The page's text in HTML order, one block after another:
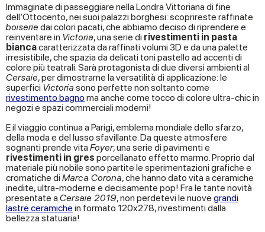
Immaginate di passeggiare nella Londra Vittoriana di fine
dell’Ottocento, nei suoi palazzi borghesi: scoprireste raffinate
boiserie dai colori pacati, che abbiamo deciso di riprendere e
reinventare in Victoria, una serie di rivestimenti in pasta
biancacaratterizzata da raffinati volumi 3D e da una palette
irresistibile, che spazia da delicati toni pastello ad accenti di
colore più teatrali. Sarà protagonista di due diversi ambienti al
Cersaie, per dimostrarne la versatilità di applicazione: le
superfici Victoria sono perfette non soltanto come
rivestimento bagno ma anche come tocco di colore ultra-chic in
negozi e spazi commerciali moderni!
E il viaggio continua a Parigi, emblema mondiale dello sfarzo,
della moda e del lusso sfavillante. Da queste atmosfere
sognanti prende vita Foyer, una serie di pavimenti e
rivestimenti in gres porcellanato effetto marmo. Proprio dal
materiale più nobile sono partite le sperimentazioni grafiche e
cromatiche diMarca Corona, che hanno dato vita a ceramiche
inedite, ultra-moderne e decisamente pop! Fra le tante novità
presentate a Cersaie 2019, non perdetevi le nuove grandi
lastre ceramiche in formato 120x278, rivestimenti dalla
bellezza statuaria!